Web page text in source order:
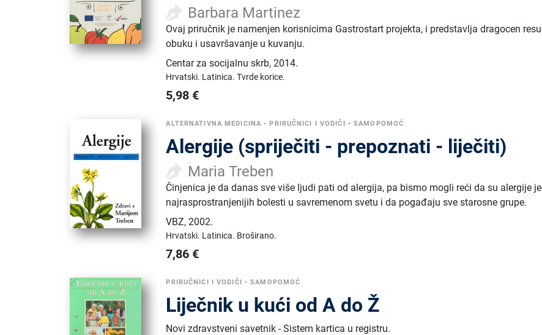
Barbara Martinez
Ovaj priručnik je namenjen korisnicima Gastrostart projekta, i predstavlja dragocen
obuku i usavršavanje u kuvanju.
Centar za socijalnu skrb,2014.
Hrvatski. Latinica.Tvrde korice.
5,98 €
ALTERNATIVNA MEDICINA •PRIRUČNICI I VODIČI •SAMOPOMOĆ
Alergije (spriječiti - prepoznati - liječiti)
Maria Treben
Činjenica je da danas sve više ljudi pati od alergija, pa bismo mogli reći da su alergije
najrasprostranjenijih bolesti u savremenom svetu i da pogađaju sve starosne grupe.
VBZ,2002.
Hrvatski. Latinica. Broširano.
7,86 €
PRIRUČNICI I VODIČI •SAMOPOMOĆ
Liječnik u kući od A do Ž
Novi zdravstveni savetnik - Sistem kartica u registru.